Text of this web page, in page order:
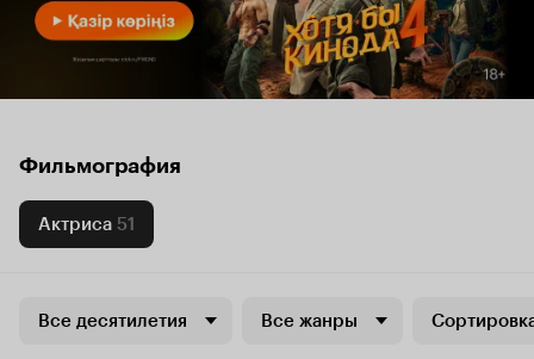
Фильмография
Актриса 51
Все десятилетия Все жанры